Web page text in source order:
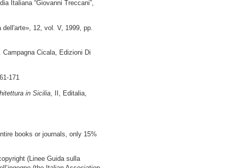
Italiana “Giovanni Treccani”,
12, vol. V, 1999, pp.
Cicala, Edizioni Di
171
in Sicilia, II, Editalia,
books or journals, only 15%
(Linee Guida sulla